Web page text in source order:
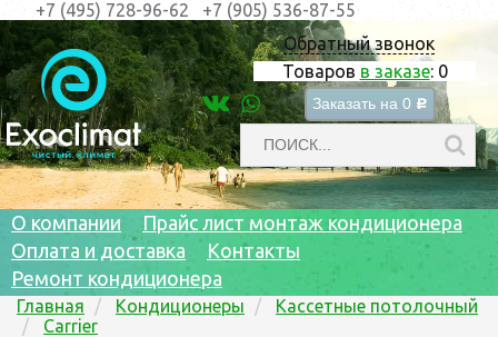
Обратный звонок
Товаров в заказе: 0
Заказать на 0 c
+7 (495) 728-96-62 +7 (905) 536-87-55
О компании
Прайс лист монтаж кондиционера
Оплата и доставка
Контакты
Ремонт кондиционера
Главная Кондиционеры
Кассетные потолочный
Carrier